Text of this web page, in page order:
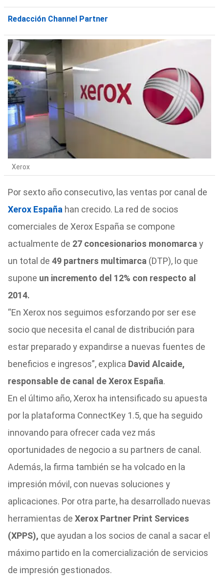
Redacción Channel Partner
Xerox
Por sexto año consecutivo, las ventas por canal de
Xerox España han crecido. La red de socios
comerciales de Xerox España se compone
actualmente de 27 concesionarios monomarca y
un total de 49 partners multimarca (DTP), lo que
supone un incremento del 12% con respecto al
2014.
“En Xerox nos seguimos esforzando por ser ese
socio que necesita el canal de distribución para
estar preparado y expandirse a nuevas fuentes de
beneficios e ingresos”, explica David Alcaide,
responsable de canal de Xerox España.
En el último año, Xerox ha intensificado su apuesta
por la plataforma ConnectKey 1.5, que ha seguido
innovando para ofrecer cada vez más
oportunidades de negocio a su partners de canal.
Además, la firma también se ha volcado en la
impresión móvil, con nuevas soluciones y
aplicaciones. Por otra parte, ha desarrollado nuevas
herramientas de Xerox Partner Print Services
(XPPS), que ayudan a los socios de canal a sacar el
máximo partido en la comercialización de servicios
de impresión gestionados.